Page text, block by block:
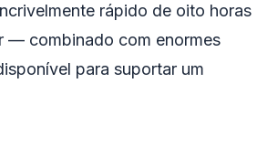
rápido de oito horas
— combinado com enormes
para suportar um